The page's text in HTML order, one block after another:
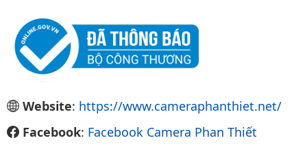
Website: https://www.cameraphanthiet.net/
Facebook: Facebook Camera Phan Thiết